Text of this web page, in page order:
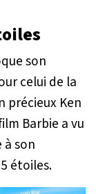
son
celui de la
précieux Ken
Barbie a vu
à son
étoiles.